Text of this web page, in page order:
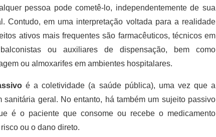
pessoa pode cometê-lo, independentemente de sua
Contudo, em uma interpretação voltada para a realidade
ativos mais frequentes são farmacêuticos, técnicos em
ou auxiliares de dispensação, bem como
ou almoxarifes em ambientes hospitalares.
é a coletividade (a saúde pública), uma vez que a
sanitária geral. No entanto, há também um sujeito passivo
é o paciente que consome ou recebe o medicamento
ou o dano direto.